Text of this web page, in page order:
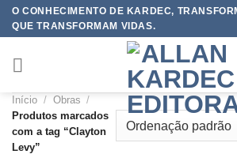
SkipO CONHECIMENTO DE KARDEC,
QUE TRANSFORMAM VIDAS.
Início / Obras /
Produtos marcados
com a tag “Clayton
Levy”